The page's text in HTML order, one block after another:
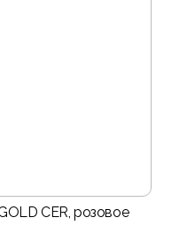
CER, розовое